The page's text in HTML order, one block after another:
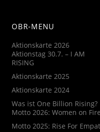
OBR-MENU
Aktionskarte 2026
Aktionstag 30.7. – I AM
RISING
Aktionskarte 2025
Aktionskarte 2024
Was ist One Billion Rising?
Motto 2026: Women on Fire
Motto 2025: Rise For